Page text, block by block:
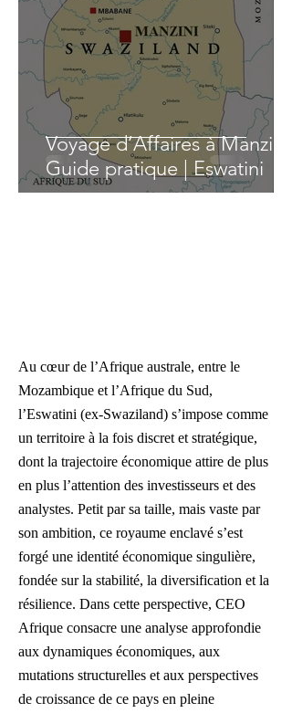
Voyage d’Affaires à Manzini :
Guide pratique | Eswatini
Au cœur de l’Afrique australe, entre le
Mozambique et l’Afrique du Sud,
l’Eswatini (ex-Swaziland) s’impose comme
un territoire à la fois discret et stratégique,
dont la trajectoire économique attire de plus
en plus l’attention des investisseurs et des
analystes. Petit par sa taille, mais vaste par
son ambition, ce royaume enclavé s’est
forgé une identité économique singulière,
fondée sur la stabilité, la diversification et la
résilience. Dans cette perspective, CEO
Afrique consacre une analyse approfondie
aux dynamiques économiques, aux
mutations structurelles et aux perspectives
de croissance de ce pays en pleine